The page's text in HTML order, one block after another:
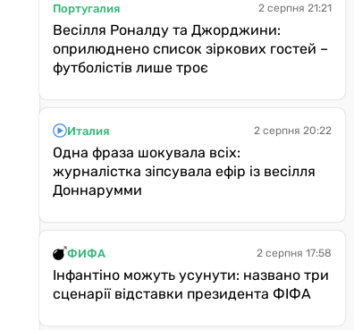
Португалия 2 серпня 21:21
Весілля Роналду та Джорджини:
оприлюднено список зіркових гостей –
футболістів лише троє
Италия 2 серпня 20:22
Одна фраза шокувала всіх:
журналістка зіпсувала ефір із весілля
Доннарумми
ФИФА 2 серпня 17:58
Інфантіно можуть усунути: названо три
сценарії відставки президента ФІФА